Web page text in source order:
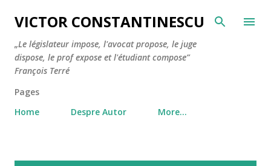
Skip to main content
VICTOR CONSTANTINESCU
„Le législateur impose, l'avocat propose, le juge
dispose, le prof expose et l'étudiant compose”
François Terré
Pages
Home
Despre Autor More…